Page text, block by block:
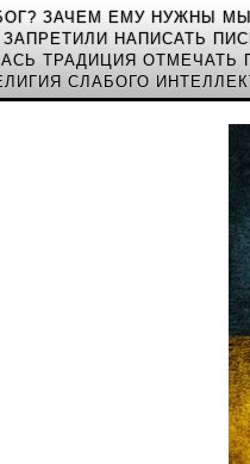
ЗАЧЕМ ЕМУ НУЖНЫ
НАПИСАТЬ
ТРАДИЦИЯ ОТМЕЧАТЬ
СЛАБОГО